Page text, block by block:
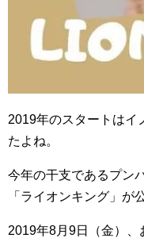
2019年のスタートはイ
たよね。
今年の干支であるプン
「ライオンキング」が
2019年8月 9日（金）、